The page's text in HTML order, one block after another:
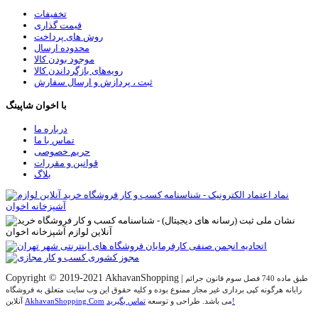
تخفیفات
قیمت گذاری
روش های پرداخت
محدوده ارسال
موجود بودن کالا
رویه‌های بازگرداندن کالا
ثبت ، پردازش و ارسال سفارش
با اخوان شاپینگ
درباره ما
تماس با ما
حریم خصوصی
قوانین و مقررات
بلاگ
Copyright © 2019-2021 AkhavanShopping | طبق ماده 740 فصل سوم قانون جرائم
رایانه هرگونه کپی برداری غیر مجاز ممنوع بوده و کلیه حقوق اين وب سايت متعلق به فروشگاه
AkhavanShopping.Com می باشد. طراحی و توسعهتماس بگیرید!